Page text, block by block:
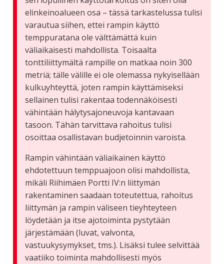
elinkeinoalueen osa – tässä tarkastelussa tulisi
varautua siihen, ettei rampin käyttö
temppuratana ole välttämättä kuin
väliaikaisesti mahdollista. Toisaalta
tonttiliittymältä rampille on matkaa noin 300
metriä; tälle välille ei ole olemassa nykyisellään
kulkuyhteyttä, joten rampin käyttämiseksi
sellainen tulisi rakentaa todennäköisesti
vähintään hälytysajoneuvoja kantavaan
tasoon. Tähän tarvittava rahoitus tulisi
osoittaa osallistavan budjetoinnin varoista.
Rampin vähintään väliaikainen käyttö
ehdotettuun temppuajoon olisi mahdollista,
mikäli Riihimäen Portti IV:n liittymän
rakentaminen saadaan toteutettua, rahoitus
liittymän ja rampin väliseen tieyhteyteen
löydetään ja itse ajotoiminta pystytään
järjestämään (luvat, valvonta,
vastuukysymykset, tms.). Lisäksi tulee selvittää
vaatiiko toiminta mahdollisesti myös